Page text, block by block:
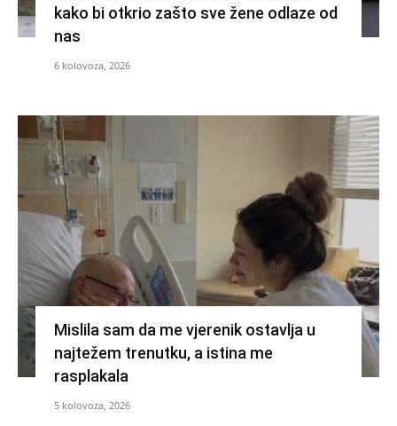
kako bi otkrio zašto sve žene odlaze od
nas
6 kolovoza, 2026
Mislila sam da me vjerenik ostavlja u
najtežem trenutku, a istina me
rasplakala
5 kolovoza, 2026